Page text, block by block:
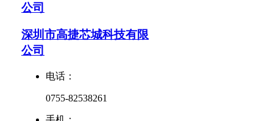
公司
深圳市高捷芯城科技有限
公司
电话：
0755-82538261